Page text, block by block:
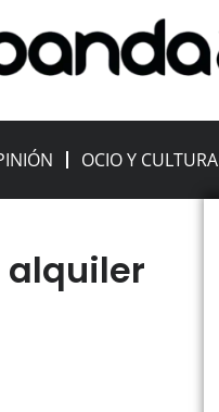
OCIO Y CULTURA
alquiler